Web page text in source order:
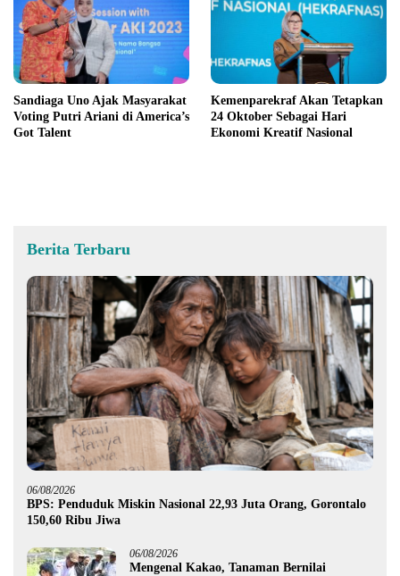
Sandiaga Uno Ajak Masyarakat
Voting Putri Ariani di America’s
Got Talent
Kemenparekraf Akan Tetapkan
24 Oktober Sebagai Hari
Ekonomi Kreatif Nasional
Berita Terbaru
06/08/2026
BPS: Penduduk Miskin Nasional 22,93 Juta Orang, Gorontalo
150,60 Ribu Jiwa
06/08/2026
Mengenal Kakao, Tanaman Bernilai